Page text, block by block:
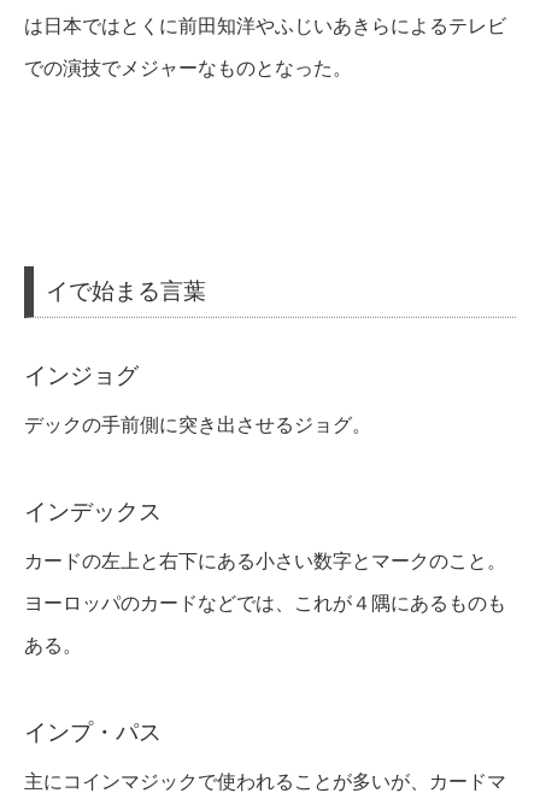
は日本ではとくに前田知洋やふじいあきらによるテレビ
での演技でメジャーなものとなった。
イで始まる言葉
インジョグ
デックの手前側に突き出させるジョグ。
インデックス
カードの左上と右下にある小さい数字とマークのこと。
ヨーロッパのカードなどでは、これが４隅にあるものも
ある。
インプ・パス
主にコインマジックで使われることが多いが、カードマ